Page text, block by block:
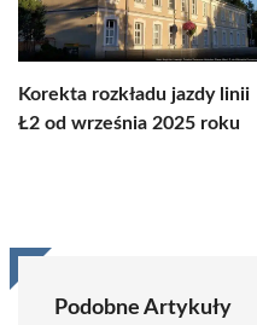
Korekta rozkładu jazdy linii
Ł2 od września 2025 roku
Podobne Artykuły